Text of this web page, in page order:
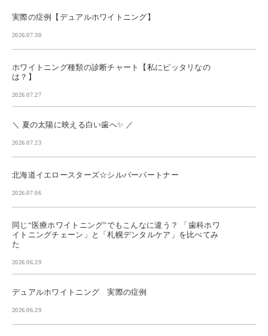
実際の症例【デュアルホワイトニング】
2026.07.30
ホワイトニング種類の診断チャート【私にピッタリなの
は？】
2026.07.27
＼ 夏の太陽に映える白い歯へ✨ ／
2026.07.23
北海道イエロースターズ☆シルバーパートナー
2026.07.06
同じ“医療ホワイトニング”でもこんなに違う？ 「歯科ホワ
イトニングチェーン」と「札幌デンタルケア」を比べてみ
た
2026.06.29
デュアルホワイトニング 実際の症例
2026.06.29